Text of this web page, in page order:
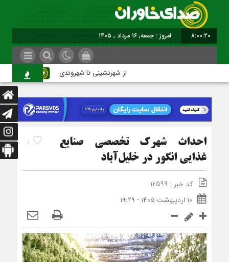
8:00:20 امروز : جمعه, ۱۶ مرداد , ۱۴۰۵
از شهرنشینی تا شهروندی
8
احداث شهرک تخصصی صنایع
غذایی انگور در خلیل‌آباد
کد خبر : 12599
۱۰ اردیبهشت ۱۴۰۵ - ۱۹:۲۹